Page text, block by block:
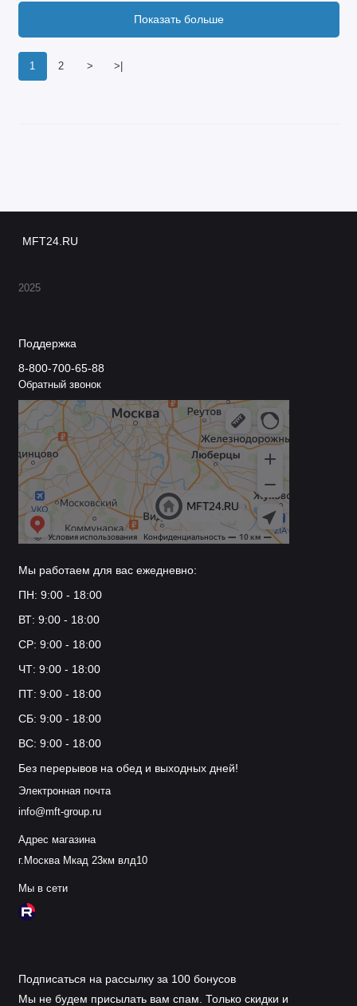
1 2 > >|
Показать больше
MFT24.RU
2025
Поддержка
8-800-700-65-88
Обратный звонок
Мы работаем для вас ежедневно:
ПН: 9:00 - 18:00
ВТ: 9:00 - 18:00
СР: 9:00 - 18:00
ЧТ: 9:00 - 18:00
ПТ: 9:00 - 18:00
СБ: 9:00 - 18:00
ВС: 9:00 - 18:00
Без перерывов на обед и выходных дней!
Электронная почта
info@mft-group.ru
Адрес магазина
г.Москва Мкад 23км влд10
Мы в сети
Подписаться на рассылку за 100 бонусов
Мы не будем присылать вам спам. Только скидки и